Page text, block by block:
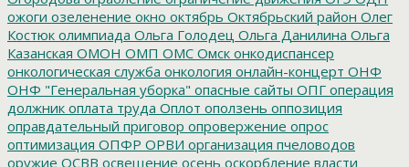
ожоги озеленение окно октябрь Октябрьский район Олег
Костюк олимпиада Ольга Голодец Ольга Данилина Ольга
Казанская ОМОН ОМП ОМС Омск онкодиспансер
онкологическая служба онкология онлайн-концерт ОНФ
ОНФ "Генеральная уборка" опасные сайты ОПГ операция
должник оплата труда Оплот оползень оппозиция
оправдательный приговор опровержение опрос
оптимизация ОПФР ОРВИ организация пчеловодов
оружие ОСВВ освещение осень оскорбление власти